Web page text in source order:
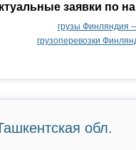
заявки по
грузы Финляндия
грузоперевозки
обл.